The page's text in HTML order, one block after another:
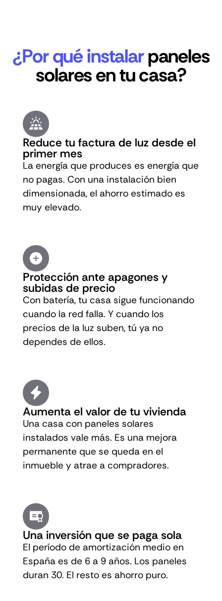
¿Por qué instalarpaneles
solares en tu casa?
Reduce tu factura de luz desde el
primer mes
La energía que produces es energía que
no pagas. Con una instalación bien
dimensionada, el ahorro estimado es
muy elevado.
Protección ante apagones y
subidas de precio
Con batería, tu casa sigue funcionando
cuando la red falla. Y cuando los
precios de la luz suben, tú ya no
dependes de ellos.
Aumenta el valor de tu vivienda
Una casa con paneles solares
instalados vale más. Es una mejora
permanente que se queda en el
inmueble y atrae a compradores.
Una inversión que se paga sola
El período de amortización medio en
España es de 6 a 9 años. Los paneles
duran 30. El resto es ahorro puro.